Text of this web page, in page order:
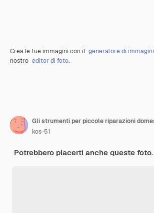
Crea le tue immagini con il generatore di immagini
nostro editor di foto.
kos-51
Potrebbero piacerti anche queste foto.